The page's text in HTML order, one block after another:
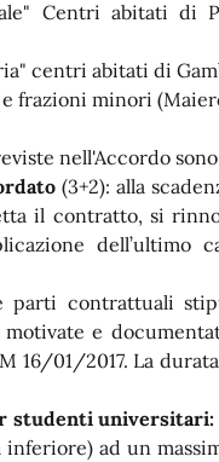
Centri abitati di
centri abitati di
frazioni minori
nell'Accordo
(3+2): alla
il contratto, si
dell’ultimo
parti contrattuali
motivate e
16/01/2017. La
studenti universitari:
ad un